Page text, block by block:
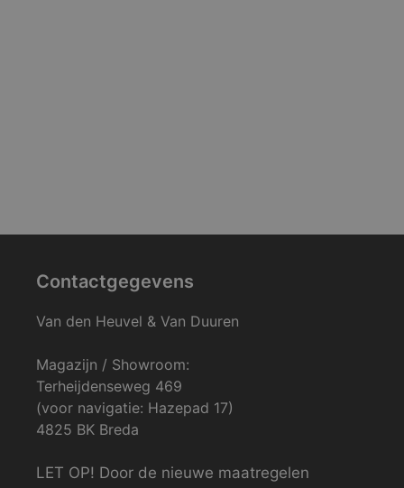
Contactgegevens
Van den Heuvel & Van Duuren
Magazijn / Showroom:
Terheijdenseweg 469
(voor navigatie: Hazepad 17)
4825 BK Breda
LET OP! Door de nieuwe maatregelen